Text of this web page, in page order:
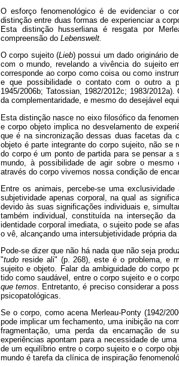
O esforço fenomenológico é de evidenciar o
distinção entre duas formas de experienciar a
Esta distinção husserliana é resgata por
compreensão do Lebenswelt.
O corpo sujeito (Lieb) possui um dado originário
com o mundo, revelando a vivência do sujeito
corresponde ao corpo como coisa ou como
e que possibilidade o contato com o outro a
1945/2006b; Tatossian, 1982/2012c; 1983/
da complementaridade, e mesmo do desejável
Esta distinção nasce no eixo filosófico da
e corpo objeto implica no desvelamento de
que é na sincronização dessas duas facetas da
objeto é parte integrante do corpo sujeito, não se
do corpo é um ponto de partida para se pensar a
mundo, à possibilidade de agir sobre o mesmo
através do corpo vivemos nossa condição de
Entre os animais, percebe-se uma
subjetividade apenas corporal, na qual as
devido às suas significações individuais e,
também individual, constituída na interseção
identidade corporal imediata, o sujeito pode se
o vê, alcançando uma intersubjetividade própria
Pode-se dizer que não há nada que não seja
"tudo reside ali" (p. 268), este é o problema, e
sujeito e objeto. Falar da ambiguidade do corpo
tido como saudável, entre o corpo sujeito e o
que temos . Entretanto, é preciso considerar a
psicopatológicas.
Se o corpo, como acena Merleau-Ponty (1942/
pode implicar um fechamento, uma inibição na
fragmentação, uma perda da encarnação de
experiências apontam para a necessidade de
de um equilíbrio entre o corpo sujeito e o corpo
mundo é tarefa da clínica de inspiração